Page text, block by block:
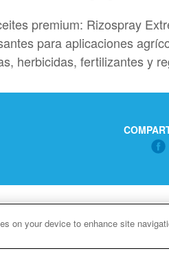
premium: Rizospray
para aplicaciones
herbicidas, fertilizantes y
on your device to enhance site